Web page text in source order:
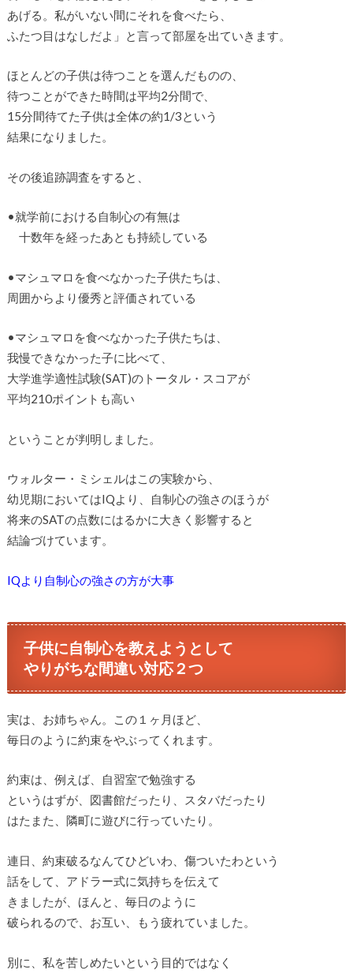
あげる。私がいない間にそれを食べたら、
ふたつ目はなしだよ」と言って部屋を出ていきます。
ほとんどの子供は待つことを選んだものの、
待つことができた時間は平均2分間で、
15分間待てた子供は全体の約1/3という
結果になりました。
その後追跡調査をすると、
•就学前における自制心の有無は
十数年を経ったあとも持続している
•マシュマロを食べなかった子供たちは、
周囲からより優秀と評価されている
•マシュマロを食べなかった子供たちは、
我慢できなかった子に比べて、
大学進学適性試験(SAT)のトータル・スコアが
平均210ポイントも高い
ということが判明しました。
ウォルター・ミシェルはこの実験から、
幼児期においてはIQより、自制心の強さのほうが
将来のSATの点数にはるかに大きく影響すると
結論づけています。
IQより自制心の強さの方が大事
子供に自制心を教えようとして
やりがちな間違い対応２つ
実は、お姉ちゃん。この１ヶ月ほど、
毎日のように約束をやぶってくれます。
約束は、例えば、自習室で勉強する
というはずが、図書館だったり、スタバだったり
はたまた、隣町に遊びに行っていたり。
連日、約束破るなんてひどいわ、傷ついたわという
話をして、アドラー式に気持ちを伝えて
きましたが、ほんと、毎日のように
破られるので、お互い、もう疲れていました。
別に、私を苦しめたいという目的ではなく